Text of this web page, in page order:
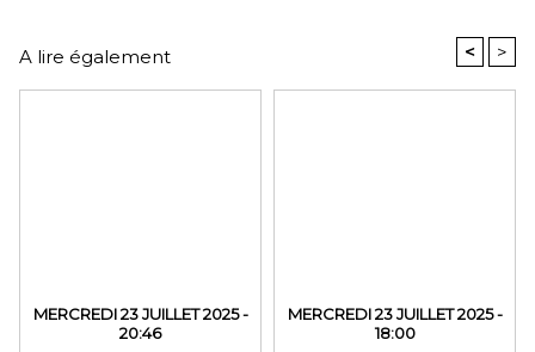
A lire également < >
MERCREDI 23 JUILLET 2025 -
20:46
MERCREDI 23 JUILLET 2025 -
18:00